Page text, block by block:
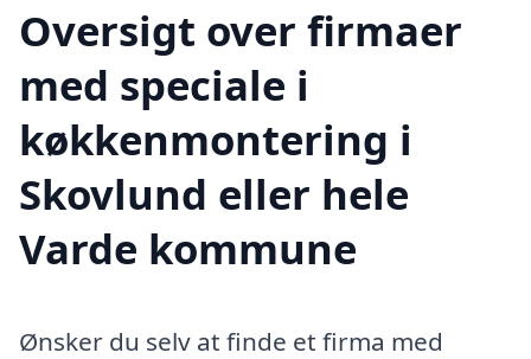
Oversigt over firmaer
med speciale i
køkkenmontering i
Skovlund eller hele
Varde kommune
Ønsker du selv at finde et firma med